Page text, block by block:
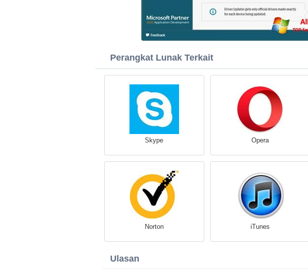
Perangkat Lunak Terkait
Skype Opera
Norton iTunes
Ulasan